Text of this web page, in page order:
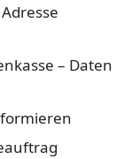
– Daten